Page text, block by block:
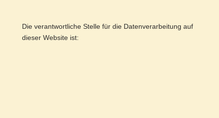
Die verantwortliche Stelle für die Datenverarbeitung auf
dieser Website ist: